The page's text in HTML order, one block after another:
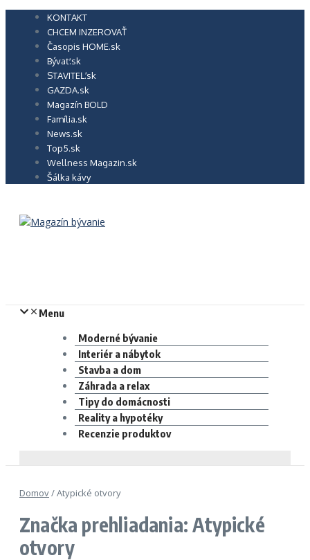
Preskočiť
KONTAKT
CHCEM INZEROVAŤ
Časopis HOME.sk
Bývať.sk
STAVITEĽ.sk
GAZDA.sk
Magazín BOLD
Família.sk
News.sk
Top5.sk
Wellness Magazin.sk
Šálka kávy
Menu
Moderné bývanie
Interiér a nábytok
Stavba a dom
Záhrada a relax
Tipy do domácnosti
Reality a hypotéky
Recenzie produktov
Domov/Atypické otvory
Značka prehliadania: Atypické
otvory